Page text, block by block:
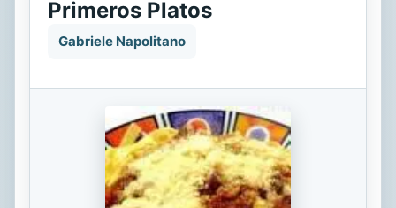
Primeros Platos
Gabriele Napolitano